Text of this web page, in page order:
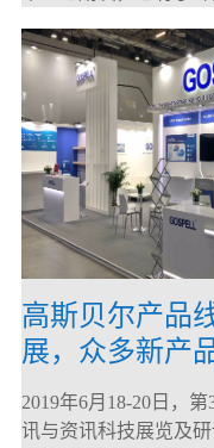
高斯贝尔产品
展，众多新产
CommunicAsia
2019年6月18-20日，
讯与资讯科技展览及